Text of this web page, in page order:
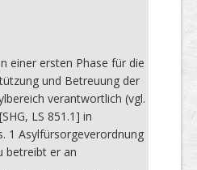
einer ersten Phase für die
und Betreuung der
verantwortlich (vgl.
LS 851.1] in
1 Asylfürsorgeverordnung
betreibt er an